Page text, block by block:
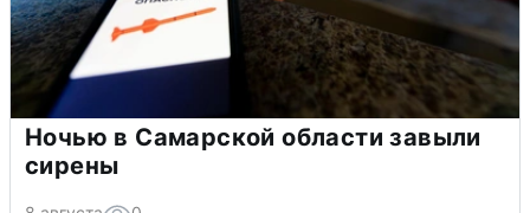
Ночью в Самарской области завыли
сирены